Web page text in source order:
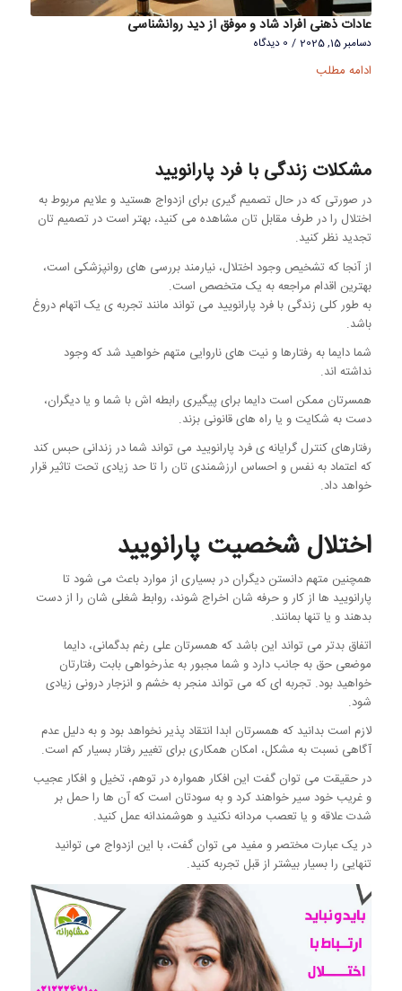
عادات ذهنی افراد شاد و موفق از دید روانشناسی
دسامبر 15, 2025 / 0 دیدگاه
ادامه مطلب
مشکلات زندگی با فرد پارانویید
در صورتی که در حال تصمیم گیری برای ازدواج هستید و علایم مربوط به
اختلال را در طرف مقابل تان مشاهده می کنید، بهتر است در تصمیم تان
تجدید نظر کنید.
از آنجا که تشخیص وجود اختلال، نیارمند بررسی های روانپزشکی است،
بهترین اقدام مراجعه به یک متخصص است.
به طور کلی زندگی با فرد پارانویید می تواند مانند تجربه ی یک اتهام دروغ
باشد.
شما دایما به رفتارها و نیت های ناروایی متهم خواهید شد که وجود
نداشته اند.
همسرتان ممکن است دایما برای پیگیری رابطه اش با شما و یا دیگران،
دست به شکایت و یا راه های قانونی بزند.
رفتارهای کنترل گرایانه ی فرد پارانویید می تواند شما در زندانی حبس کند
که اعتماد به نفس و احساس ارزشمندی تان را تا حد زیادی تحت تاثیر قرار
خواهد داد.
اختلال شخصیت پارانویید
همچنین متهم دانستن دیگران در بسیاری از موارد باعث می شود تا
پارانویید ها از کار و حرفه شان اخراج شوند، روابط شغلی شان را از دست
بدهند و یا تنها بمانند.
اتفاق بدتر می تواند این باشد که همسرتان علی رغم بدگمانی، دایما
موضعی حق به جانب دارد و شما مجبور به عذرخواهی بابت رفتارتان
خواهید بود. تجربه ای که می تواند منجر به خشم و انزجار درونی زیادی
شود.
لازم است بدانید که همسرتان ابدا انتقاد پذیر نخواهد بود و به دلیل عدم
آگاهی نسبت به مشکل، امکان همکاری برای تغییر رفتار بسیار کم است.
در حقیقت می توان گفت این افکار همواره در توهم، تخیل و افکار عجیب
و غریب خود سیر خواهند کرد و به سودتان است که آن ها را حمل بر
شدت علاقه و یا تعصب مردانه نکنید و هوشمندانه عمل کنید.
در یک عبارت مختصر و مفید می توان گفت، با این ازدواج می توانید
تنهایی را بسیار بیشتر از قبل تجربه کنید.